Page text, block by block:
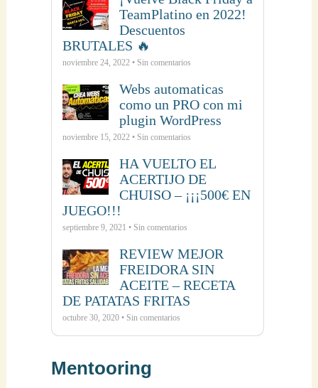
TeamPlatino en 2022!
Descuentos
BRUTALES 🔥
noviembre 24, 2022 • Sin comentarios
Webs automaticas
como un PRO con mi
plugin WordPress
noviembre 15, 2022 • Sin comentarios
HA VUELTO EL
ACERTIJO DE
CHUISO – ¡¡¡500€ EN
JUEGO!!!
septiembre 9, 2021 • Sin comentarios
REVIEW MEJOR
FREIDORA SIN
ACEITE – RECETA
DE PATATAS FRITAS
octubre 30, 2020 • Sin comentarios
Mentooring